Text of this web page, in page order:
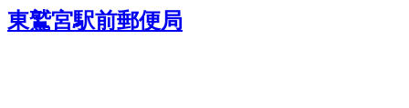
東鷲宮駅前郵便局